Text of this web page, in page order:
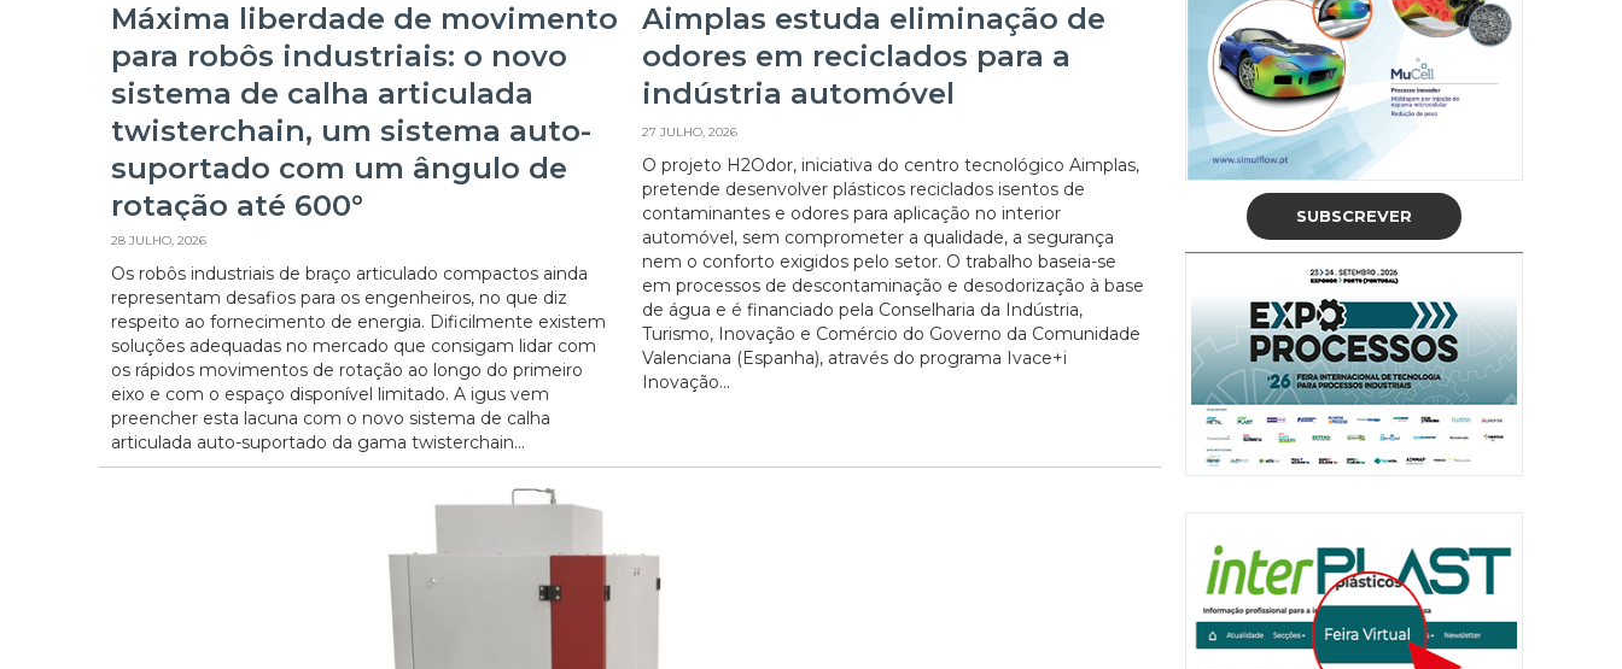
Máxima liberdade de movimento
para robôs industriais: o novo
sistema de calha articulada
twisterchain, um sistema auto-
suportado com um ângulo de
rotação até 600°
28 JULHO, 2026
Os robôs industriais de braço articulado compactos ainda
representam desafios para os engenheiros, no que diz
respeito ao fornecimento de energia. Dificilmente existem
soluções adequadas no mercado que consigam lidar com
os rápidos movimentos de rotação ao longo do primeiro
eixo e com o espaço disponível limitado. A igus vem
preencher esta lacuna com o novo sistema de calha
articulada auto-suportado da gama twisterchain...
Aimplas estuda eliminação de
odores em reciclados para a
indústria automóvel
27 JULHO, 2026
O projeto H2Odor, iniciativa do centro tecnológico Aimplas,
pretende desenvolver plásticos reciclados isentos de
contaminantes e odores para aplicação no interior
automóvel, sem comprometer a qualidade, a segurança
nem o conforto exigidos pelo setor. O trabalho baseia-se
em processos de descontaminação e desodorização à base
de água e é financiado pela Conselharia da Indústria,
Turismo, Inovação e Comércio do Governo da Comunidade
Valenciana (Espanha), através do programa Ivace+i
Inovação...
SUBSCREVER